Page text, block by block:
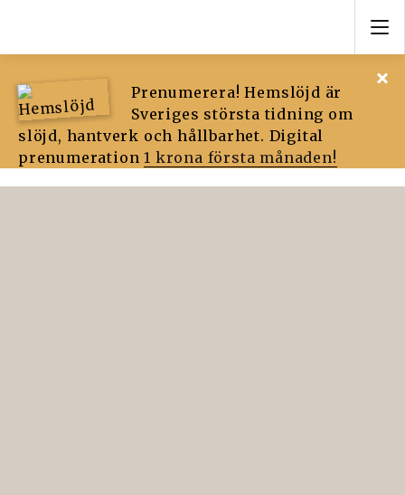
Prenumerera! Hemslöjd är
Sveriges största tidning om
slöjd, hantverk och hållbarhet. Digital
prenumeration1 krona första månaden!